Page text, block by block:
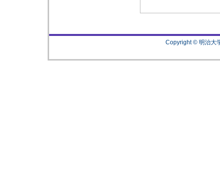
Copyright © 明治大